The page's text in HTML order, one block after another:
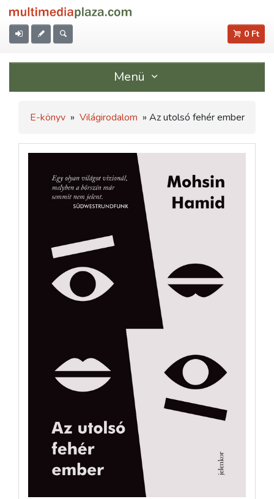
0 Ft
Menü
E-könyv » Világirodalom » Az utolsó fehér ember